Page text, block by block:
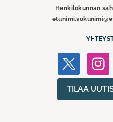
Henkilökunnan
TILAA